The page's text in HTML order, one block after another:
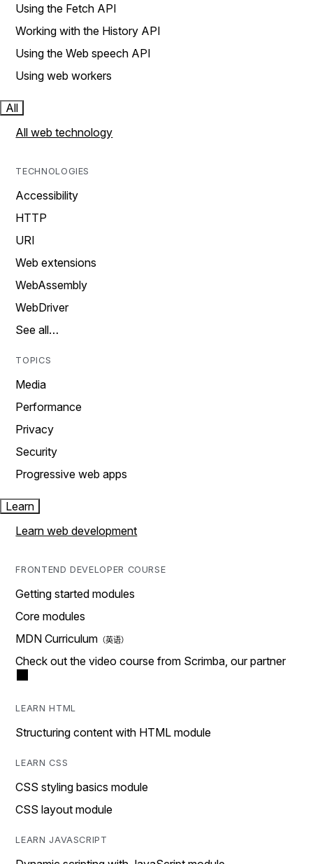
Using the Fetch API
Working with the History API
Using the Web speech API
Using web workers
All
All web technology
TECHNOLOGIES
Accessibility
HTTP
URI
Web extensions
WebAssembly
WebDriver
See all…
TOPICS
Media
Performance
Privacy
Security
Progressive web apps
Learn
Learn web development
FRONTEND DEVELOPER COURSE
Getting started modules
Core modules
MDN Curriculum
Check out the video course from Scrimba, our partner
LEARN HTML
Structuring content with HTML module
LEARN CSS
CSS styling basics module
CSS layout module
LEARN JAVASCRIPT